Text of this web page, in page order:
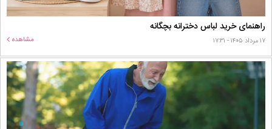
راهنمای خرید لباس دخترانه بچگانه
۱۷ مرداد ۱۴۰۵ - ۱۷:۳۱ مشاهده